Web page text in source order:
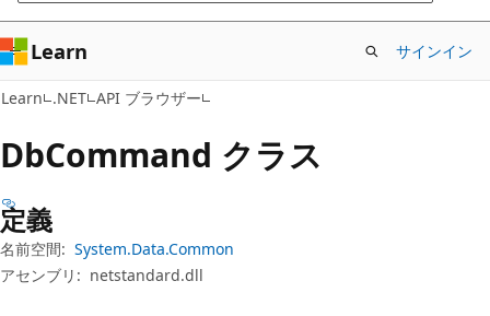
キ
ッ
プ
ン
に
ス
キ
ッ
プ
Learn サインイン
Learn .NET API ブラウザー
DbCommand クラス
定義
名前空間: System.Data.Common
アセンブリ: netstandard.dll